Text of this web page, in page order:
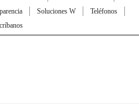
Soluciones W
Teléfonos